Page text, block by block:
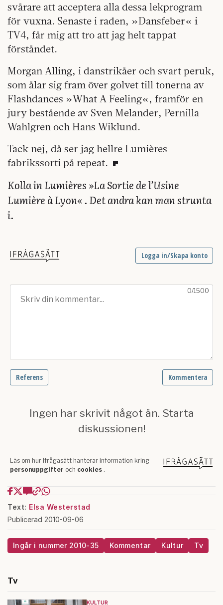
svårare att acceptera alla dessa lekprogram
för vuxna. Senaste i raden, »Dansfeber« i
TV4, får mig att tro att jag helt tappat
förståndet.
Morgan Alling, i danstrikåer och svart peruk,
som ålar sig fram över golvet till tonerna av
Flashdances »What A Feeling«, framför en
jury bestående av Sven Melander, Pernilla
Wahlgren och Hans Wiklund.
Tack nej, då ser jag hellre Lumières
fabrikssorti på repeat.
Kolla in Lumières »La Sortie de l’Usine
Lumière à Lyon« . Det andra kan man strunta
i.
Text: Elsa Westerstad
Publicerad 2010-09-06
Ingår i nummer 2010-35 Kommentar Kultur Tv
Tv
KULTUR